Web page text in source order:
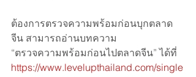
ต้องการตรวจความพร้อมก่อนบุกตลาด
จีน สามารถอ่านบทความ
“ตรวจความพร้อมก่อนไปตลาดจีน” ได้ที่
https://www.levelupthailand.com/single